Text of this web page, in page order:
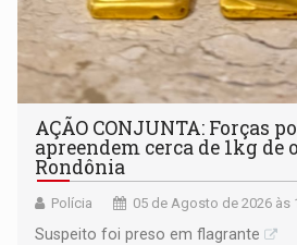
AÇÃO CONJUNTA: Forças
apreendem cerca de 1kg de
Rondônia
Polícia 05 de Agosto de 2026 às
Suspeito foi preso em flagrante